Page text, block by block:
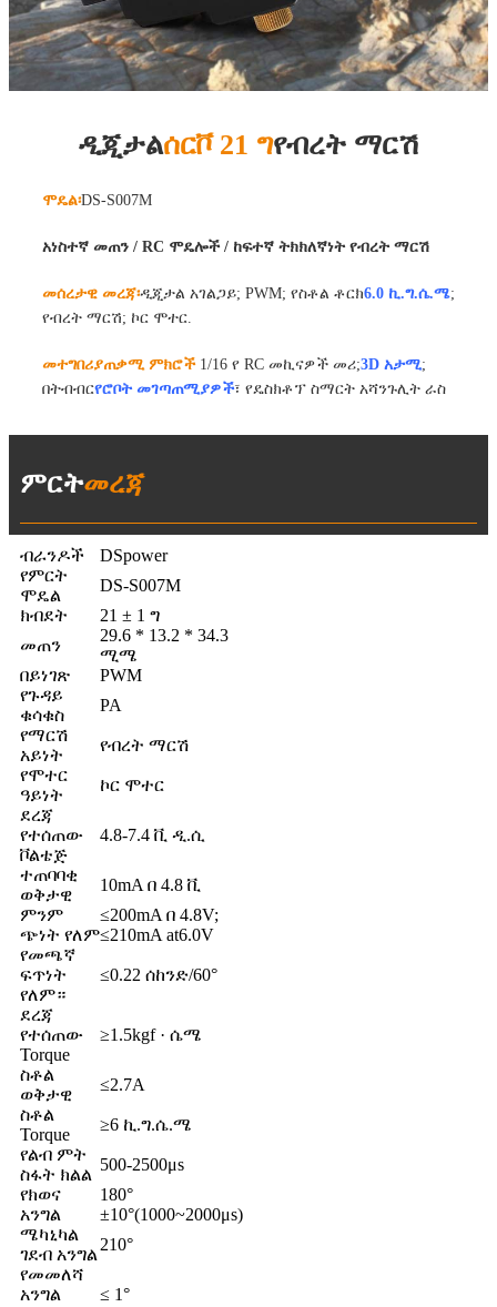
ዲጂታልሰርቮ 21 ግየብረት ማርሽ
ሞዴል፡DS-S007M
አነስተኛ መጠን / RC ሞዴሎች / ከፍተኛ ትክክለኛነት የብረት ማርሽ
መሰረታዊ መረጃ፡ዲጂታል አገልጋይ; PWM; የስቶል ቶርክ6.0 ኪ.ግ.ሴ.ሜ;
የብረት ማርሽ; ኮር ሞተር.
መተግበሪያጠቃሚ ምክሮች 1/16 የ RC መኪናዎች መሪ;3D አታሚ;
በትብብርየሮቦት መገጣጠሚያዎች፣ የዴስክቶፕ ስማርት አሻንጉሊት ራስ
ምርትመረጃ
ብራንዶች
DSpower
የምርት
ሞዴል
DS-S007M
ክብደት
21 ± 1 ግ
መጠን
29.6 * 13.2 * 34.3
ሚሜ
በይነገጽ
PWM
የጉዳይ
ቁሳቁስ
PA
የማርሽ
አይነት
የብረት ማርሽ
የሞተር
ዓይነት
ኮር ሞተር
ደረጃ
የተሰጠው
ቮልቴጅ
4.8-7.4 ቪ ዲ.ሲ
ተጠባባቂ
ወቅታዊ
10mA በ 4.8 ቪ
ምንም
ጭነት የለም
≤200mA በ 4.8V;
≤210mA at6.0V
የመጫኛ
ፍጥነት
የለም።
≤0.22 ሰከንድ/60°
ደረጃ
የተሰጠው
Torque
≥1.5kgf · ሴሜ
ስቶል
ወቅታዊ
≤2.7A
ስቶል
Torque
≥6 ኪ.ግ.ሴ.ሜ
የልብ ምት
ስፋት ክልል
500-2500μs
የክወና
አንግል
180°
±10°(1000~2000μs)
ሜካኒካል
ገደብ አንግል
210°
የመመለሻ
አንግል
≤ 1°